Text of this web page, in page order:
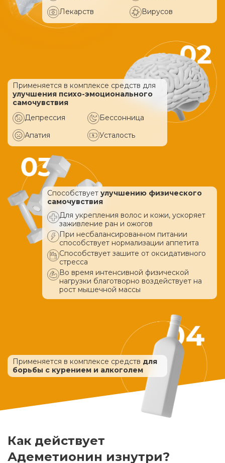
Лекарств
Вирусов
Применяется в комплексе средств для
улучшения психо-эмоционального
самочувствия
Депрессия
Бессонница
Апатия
Усталость
Способствует улучшению физического
самочувствия
Для укрепления волос и кожи, ускоряет
заживление ран и ожогов
При несбалансированном питании
способствует нормализации аппетита
Способствует зашите от оксидативного
стресса
Во время интенсивной физической
нагрузки благотворно воздействует на
рост мышечной массы
Применяется в комплексе средств для
борьбы с курением и алкоголем
Как действует
Адеметионин изнутри?